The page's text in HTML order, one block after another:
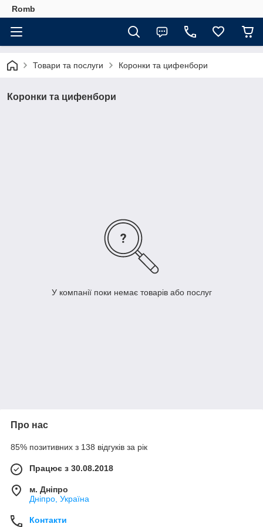
Romb
Товари та послуги Коронки та цифенбори
Коронки та цифенбори
У компанії поки немає товарів або послуг
Про нас
85% позитивних з 138 відгуків за рік
Працює з 30.08.2018
м. Дніпро
Дніпро, Україна
Контакти